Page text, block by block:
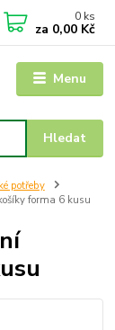
Menu
Hledat
0 ks
za 0,00 Kč
potřeby
forma 6 kusu